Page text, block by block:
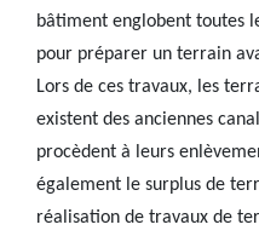
bâtiment englobent toutes
pour préparer un terrain
Lors de ces travaux, les
existent des anciennes
procèdent à leurs
également le surplus de
réalisation de travaux de